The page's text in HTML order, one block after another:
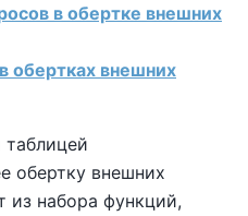
в обертке внешних
обертках внешних
обертку внешних
из набора функций,